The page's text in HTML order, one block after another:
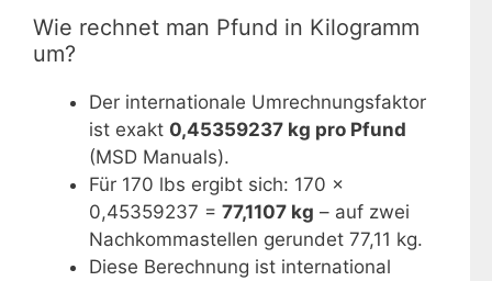
Wie rechnet man Pfund in Kilogramm
um?
Der internationale Umrechnungsfaktor
ist exakt 0,45359237 kg pro Pfund
(MSD Manuals).
Für 170 lbs ergibt sich: 170 ×
0,45359237 = 77,1107 kg – auf zwei
Nachkommastellen gerundet 77,11 kg.
Diese Berechnung ist international